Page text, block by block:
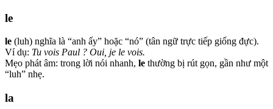
le
le (luh) nghĩa là “anh ấy” hoặc “nó” (tân ngữ trực tiếp giống đực).
Ví dụ: Tu vois Paul ? Oui, je le vois.
Mẹo phát âm: trong lời nói nhanh, le thường bị rút gọn, gần như một
“luh” nhẹ.
la